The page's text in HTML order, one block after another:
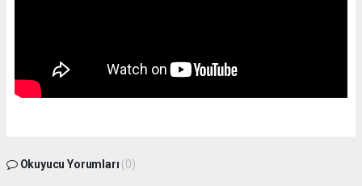
Okuyucu Yorumları (0)